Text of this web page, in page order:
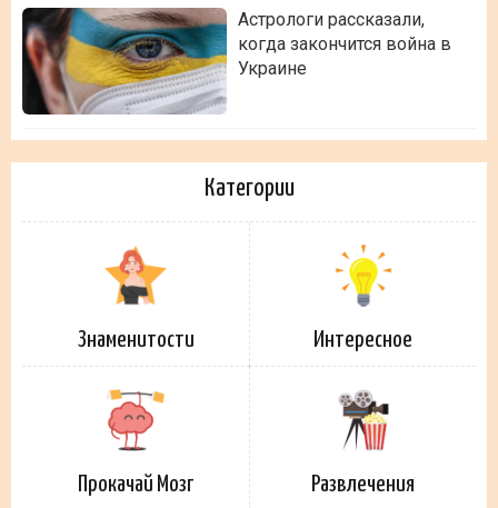
Астрологи рассказали,
когда закончится война в
Украине
Категории
Знаменитости Интересное
Прокачай Мозг Развлечения